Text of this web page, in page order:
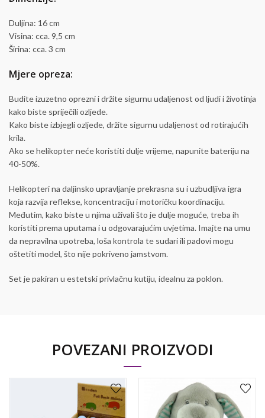
Duljina: 16 cm
Visina: cca. 9,5 cm
Širina: cca. 3 cm
Mjere opreza:
Budite izuzetno oprezni i držite sigurnu udaljenost od ljudi i životinja
kako biste spriječili ozljede.
Kako biste izbjegli ozljede, držite sigurnu udaljenost od rotirajućih
krila.
Ako se helikopter neće koristiti dulje vrijeme, napunite bateriju na
40-50%.
Helikopteri na daljinsko upravljanje prekrasna su i uzbudljiva igra
koja razvija reflekse, koncentraciju i motoričku koordinaciju.
Međutim, kako biste u njima uživali što je dulje moguće, treba ih
koristiti prema uputama i u odgovarajućim uvjetima. Imajte na umu
da nepravilna upotreba, loša kontrola te sudari ili padovi mogu
oštetiti model, što nije pokriveno jamstvom.
Set je pakiran u estetski privlačnu kutiju, idealnu za poklon.
POVEZANI PROIZVODI